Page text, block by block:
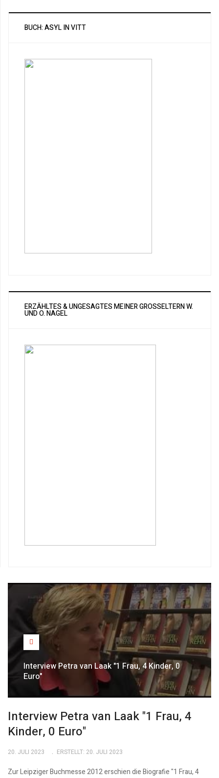
BUCH: ASYL IN VITT
ERZÄHLTES & UNGESAGTES MEINER GROSSELTERN W. U
ND O. NAGEL
Interview Petra van Laak "1 Frau, 4 Kinder, 0
Euro"
Interview Petra van Laak "1 Frau, 4
Kinder, 0 Euro"
20. JULI 2023 ERSTELLT: 20. JULI 2023
Zur Leipziger Buchmesse 2012 erschien die Biografie "1 Frau, 4